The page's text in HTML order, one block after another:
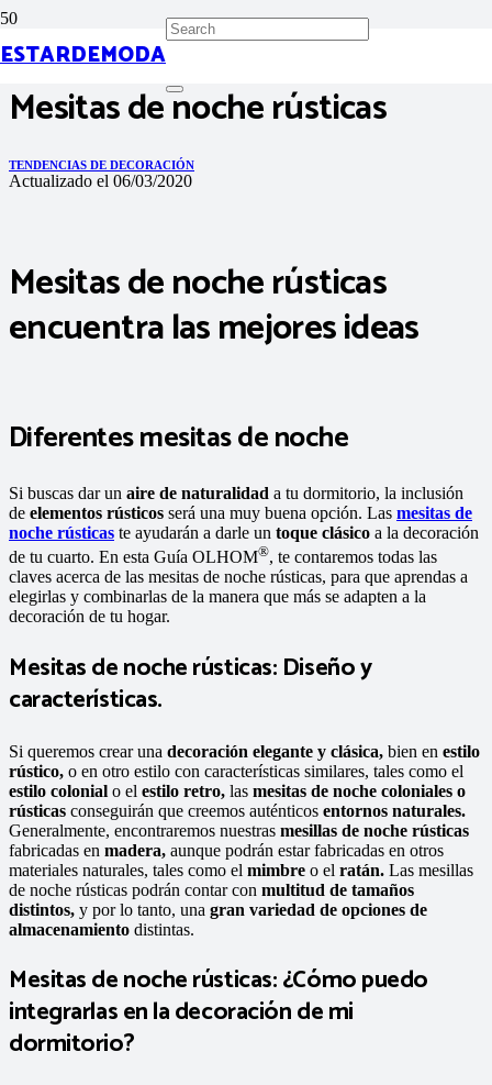
ESTARDEMODA
Mesitas de noche rústicas
TENDENCIAS DE DECORACIÓN
Actualizado el 06/03/2020
Mesitas de noche rústicas
encuentra las mejores ideas
Diferentes mesitas de noche
Si buscas dar un aire de naturalidad a tu dormitorio, la inclusión
de elementos rústicos será una muy buena opción. Las mesitas de
noche rústicas te ayudarán a darle un toque clásico a la decoración
de tu cuarto. En esta Guía OLHOM®, te contaremos todas las
claves acerca de las mesitas de noche rústicas, para que aprendas a
elegirlas y combinarlas de la manera que más se adapten a la
decoración de tu hogar.
Mesitas de noche rústicas: Diseño y
características.
Si queremos crear una decoración elegante y clásica, bien en estilo
rústico, o en otro estilo con características similares, tales como el
estilo colonial o el estilo retro, las mesitas de noche coloniales o
rústicas conseguirán que creemos auténticos entornos naturales.
Generalmente, encontraremos nuestras mesillas de noche rústicas
fabricadas en madera, aunque podrán estar fabricadas en otros
materiales naturales, tales como el mimbre o el ratán. Las mesillas
de noche rústicas podrán contar con multitud de tamaños
distintos, y por lo tanto, una gran variedad de opciones de
almacenamiento distintas.
Mesitas de noche rústicas: ¿Cómo puedo
integrarlas en la decoración de mi
dormitorio?